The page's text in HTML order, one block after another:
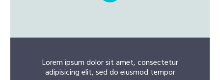
Lorem ipsum dolor sit amet, consectetur
adipisicing elit, sed do eiusmod tempor